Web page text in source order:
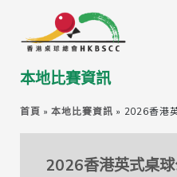
本地比賽資訊
首頁 »本地比賽資訊 » 2026香港
2026香港英式桌